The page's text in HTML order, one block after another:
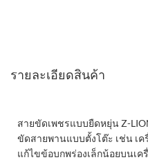
รายละเอียดสินค้า
สายขัดเพชรแบบยืดหยุ่น Z-
ขัดสายพานแบบตั้งโต๊ะ เช่น เค
แก้ไขข้อบกพร่องเล็กน้อยบนเค